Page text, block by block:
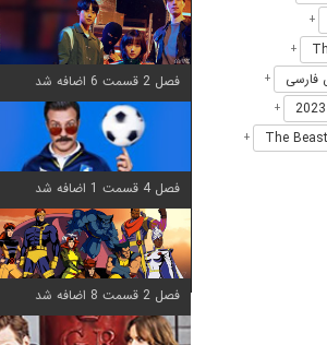
+
+
+
+
+
فصل 2 قسمت 6 اضافه شد
فصل 4 قسمت 1 اضافه شد
فصل 2 قسمت 8 اضافه شد